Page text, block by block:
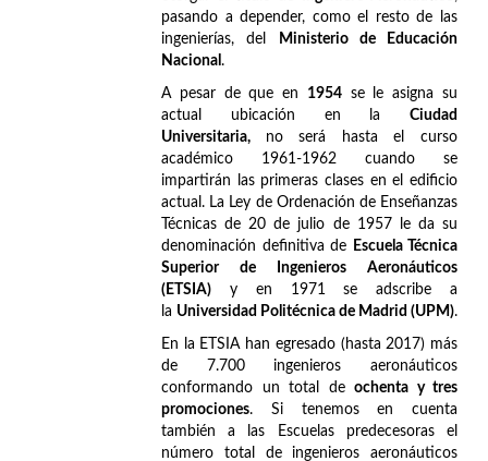
pasando a depender, como el resto de las
ingenierías, del
Ministerio de Educación
Nacional .
A pesar de que en 1954se le asigna su
actual ubicación en la Ciudad
Universitaria, no será hasta el curso
académico 1961-1962 cuando se
impartirán las primeras clases en el edificio
actual. La Ley de Ordenación de Enseñanzas
Técnicas de 20 de julio de 1957 le da su
denominación definitiva de
Escuela Técnica
Superior de Ingenieros Aeronáuticos
(ETSIA) y en 1971 se adscribe a
la Universidad Politécnica de Madrid (UPM).
En la ETSIA han egresado (hasta 2017) más
de 7.700 ingenieros aeronáuticos
conformando un total de ochenta y tres
promociones. Si tenemos en cuenta
también a las Escuelas predecesoras el
número total de ingenieros aeronáuticos